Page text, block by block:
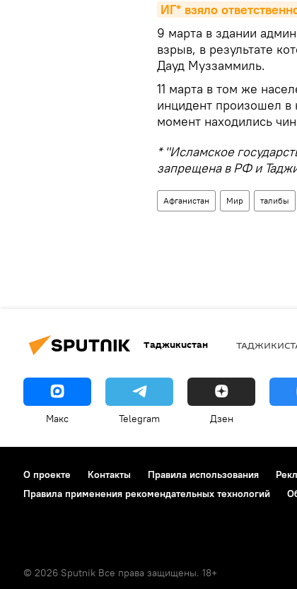
ИГ* взяло
9 марта в здании
взрыв, в результате
Дауд Муззаммиль.
11 марта в том же
инцидент произошел в
момент находились
* "Исламское
запрещена в РФ и
Афганистан Мир талибы
Таджикистан
Макс Telegram Дзен
О проекте Контакты Правила использования
Правила применения рекомендательных технологий
© 2026 Sputnik Все права защищены. 18+